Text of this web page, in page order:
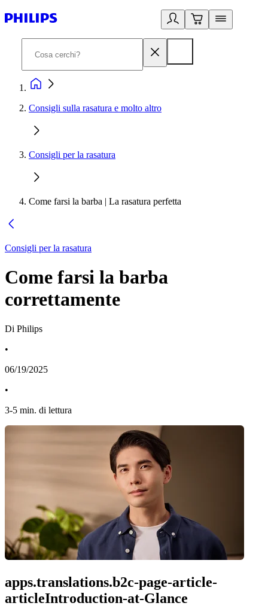
Consigli sulla rasatura e molto altro
Consigli per la rasatura
Come farsi la barba | La rasatura perfetta
Consigli per la rasatura
Come farsi la barba
correttamente
Di Philips
•
06/19/2025
•
3-5 min. di lettura
apps.translations.b2c-page-article-
articleIntroduction-at-Glance